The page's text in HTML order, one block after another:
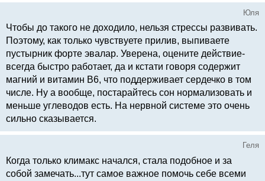
Юля
Чтобы до такого не доходило, нельзя стрессы развивать.
Поэтому, как только чувствуете прилив, выпиваете
пустырник форте эвалар. Уверена, оцените действие-
всегда быстро работает, да и кстати говоря содержит
магний и витамин В6, что поддерживает сердечко в том
числе. Ну а вообще, постарайтесь сон нормализовать и
меньше углеводов есть. На нервной системе это очень
сильно сказывается.
Геля
Когда только климакс начался, стала подобное и за
собой замечать...тут самое важное помочь себе всеми